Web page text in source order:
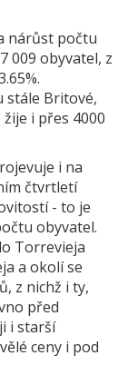
nárůst počtu
009 obyvatel, z
stále Britové,
i přes 4000
i na
čtvrtletí
- to je
obyvatel.
Torrevieja
a okolí se
z nichž i ty,
před
i starší
ceny i pod